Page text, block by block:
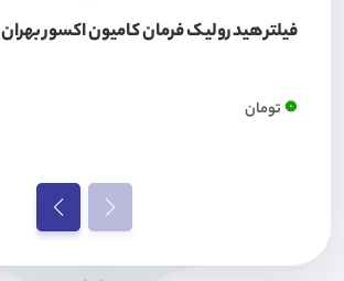
فیلتر هیدرولیک فرمان کامیون اکسور بهران GE2210
0تومان